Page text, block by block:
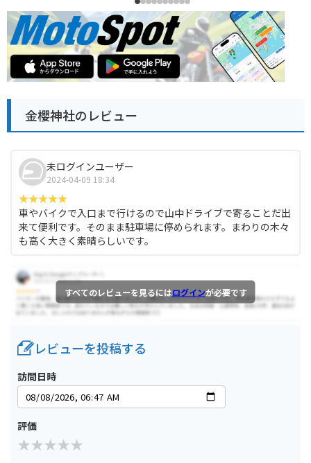
金櫻神社のレビュー
未ログインユーザー
2024-04-09 18:34
車やバイクで入口まで行けるので山中ドライブで寄ることだ出
来て便利です。そのまま駐車場に停められます。まわりの木々
も高く大きく素晴らしいです。
すべてのレビューを見るにはログインが必要です
レビューを投稿する
訪問日時
評価